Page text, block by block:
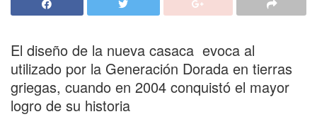
El diseño de la nueva casaca evoca al
utilizado por la Generación Dorada en tierras
griegas, cuando en 2004 conquistó el mayor
logro de su historia